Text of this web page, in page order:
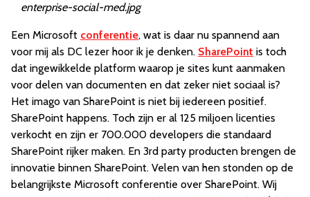
enterprise-social-med.jpg
Een Microsoft conferentie, wat is daar nu spannend aan
voor mij als DC lezer hoor ik je denken. SharePoint is toch
dat ingewikkelde platform waarop je sites kunt aanmaken
voor delen van documenten en dat zeker niet sociaal is?
Het imago van SharePoint is niet bij iedereen positief.
SharePoint happens. Toch zijn er al 125 miljoen licenties
verkocht en zijn er 700.000 developers die standaard
SharePoint rijker maken. En 3rd party producten brengen de
innovatie binnen SharePoint. Velen van hen stonden op de
belangrijkste Microsoft conferentie over SharePoint. Wij